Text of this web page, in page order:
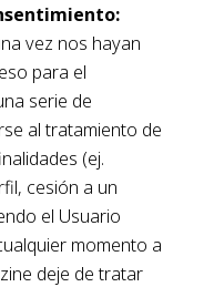
vez nos hayan
para el
serie de
al tratamiento de
(ej.
cesión a un
el Usuario
momento a
deje de tratar